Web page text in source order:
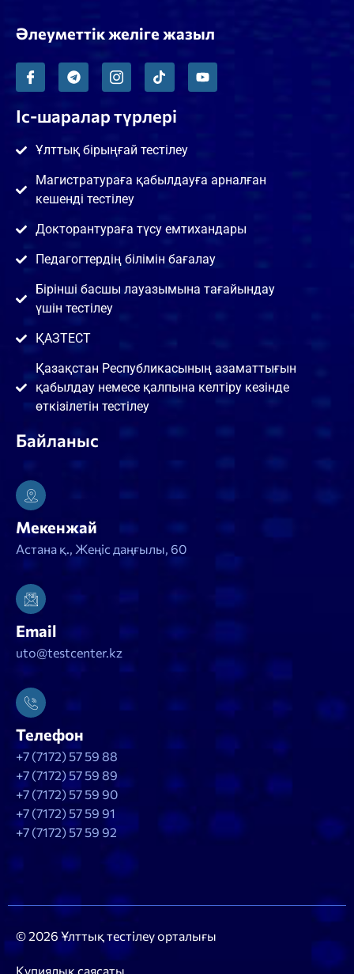
Әлеуметтік желіге жазыл
Іс-шаралар түрлері
Ұлттық бірыңғай тестілеу
Магистратураға қабылдауға арналған
кешенді тестілеу
Докторантураға түсу емтихандары
Педагогтердің білімін бағалау
Бірінші басшы лауазымына тағайындау
үшін тестілеу
ҚАЗТЕСТ
Қазақстан Республикасының азаматтығын
қабылдау немесе қалпына келтіру кезінде
өткізілетін тестілеу
Байланыс
Мекенжай
Астана қ., Жеңіс даңғылы, 60
Email
uto@testcenter.kz
Телефон
+7 (7172) 57 59 88
+7 (7172) 57 59 89
+7 (7172) 57 59 90
+7 (7172) 57 59 91
+7 (7172) 57 59 92
© 2026 Ұлттық тестілеу орталығы
Құпиялық саясаты